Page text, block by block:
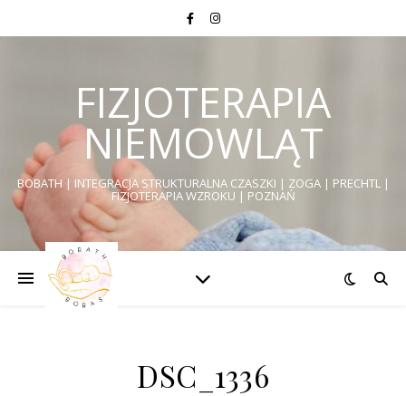
FIZJOTERAPIA
NIEMOWLĄT
BOBATH | INTEGRACJA STRUKTURALNA CZASZKI | ZOGA | PRECHTL |
FIZJOTERAPIA WZROKU | POZNAŃ
DSC_1336